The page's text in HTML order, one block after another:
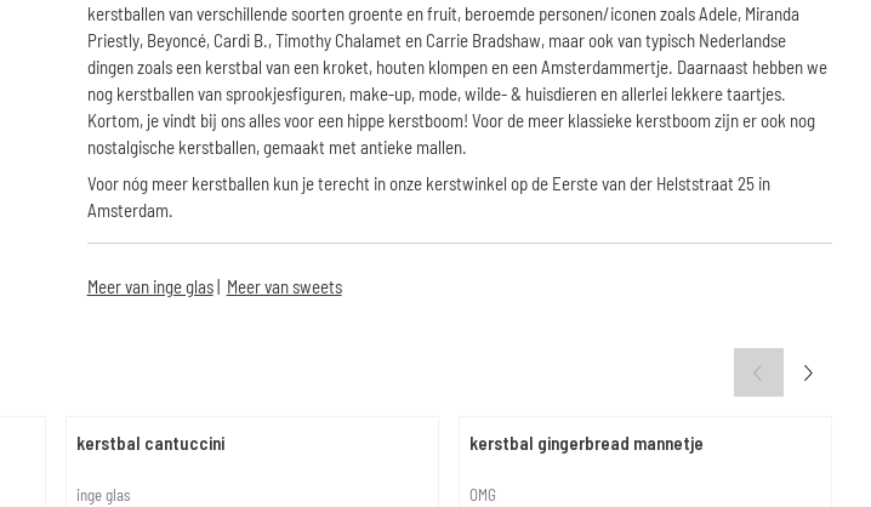
kerstballen van verschillende soorten groente en fruit, beroemde personen/iconen zoals Adele, Miranda
Priestly, Beyoncé, Cardi B., Timothy Chalamet en Carrie Bradshaw, maar ook van typisch Nederlandse
dingen zoals een kerstbal van een kroket, houten klompen en een Amsterdammertje. Daarnaast hebben we
nog kerstballen van sprookjesfiguren, make-up, mode, wilde- & huisdieren en allerlei lekkere taartjes.
Kortom, je vindt bij ons alles voor een hippe kerstboom! Voor de meer klassieke kerstboom zijn er ook nog
nostalgische kerstballen, gemaakt met antieke mallen.
Voor nóg meer kerstballen kun je terecht in onze kerstwinkel op de Eerste van der Helststraat 25 in
Amsterdam.
Meer van inge glas| Meer van sweets
kerstbal cantuccini
Merk:
inge glas
kerstbal gingerbread mannetje
Merk:
OMG